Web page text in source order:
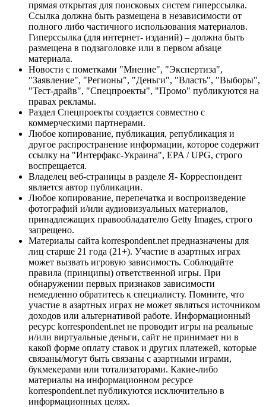
прямая открытая для поисковых систем гиперссылка.
Ссылка должна быть размещена в независимости от
полного либо частичного использования материалов.
Гиперссылка (для интернет- изданий) – должна быть
размещена в подзаголовке или в первом абзаце
материала.
Новости с пометками "Мнение", "Экспертиза",
"Заявление", "Регионы", "Деньги", "Власть", "Выборы",
"Тест-драйв", "Спецпроекты", "Промо" публикуются на
правах рекламы.
Раздел Спецпроекты создается совместно с
коммерческими партнерами.
Любое копирование, публикация, републикация и
другое распространение информации, которое содержит
ссылку на "Интерфакс-Украина", EPA / UPG, строго
воспрещается.
Владелец веб-страницы в разделе Я- Корреспондент
является автор публикации.
Любое копирование, перепечатка и воспроизведение
фотографий и/или аудиовизуальных материалов,
принадлежащих правообладателю Getty Images, строго
запрещено.
Материалы сайта korrespondent.net предназначены для
лиц старше 21 года (21+). Участие в азартных играх
может вызвать игровую зависимость. Соблюдайте
правила (принципы) ответственной игры. При
обнаружении первых признаков зависимости
немедленно обратитесь к специалисту. Помните, что
участие в азартных играх не может являться источником
доходов или альтернативой работе. Информационный
ресурс korrespondent.net не проводит игры на реальные
и/или виртуальные деньги, сайт не принимает ни в
какой форме оплату ставок и других платежей, которые
связаны/могут быть связаны с азартными играми,
букмекерами или тотализаторами. Какие-либо
материалы на информационном ресурсе
korrespondent.net публикуются исключительно в
информационных целях.